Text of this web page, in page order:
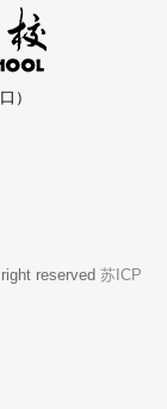
）
reserved 苏ICP